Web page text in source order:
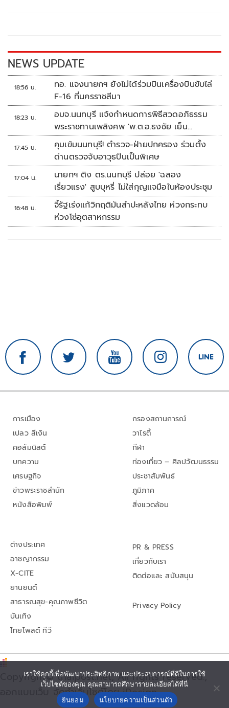
k k
NEWS UPDATE
18:56 น.
ทอ. แจงนายกฯ ยังไม่ได้ร่วมบินเครื่องบินขับไล่
F-16 ที่นครราชสีมา
18:23 น.
อบจ.นนทบุรี แจ้งกำหนดการพิธีสวดอภิธรรม
พระราชทานเพลิงศพ 'พ.ต.อ.ธงชัย เย็น
ประเสริฐ'
17:45 น.
คุมเข้มนนทบุรี! ตำรวจ-ฝ่ายปกครอง ร่วมตั้ง
ด่านตรวจจับอาวุธปืนเป็นพิเศษ
17:04 น.
นายกฯ ติง ตร.นนทบุรี ปล่อย 'ฉลอง
เรี่ยวแรง' สูบบุหรี่ ไม่ใส่กุญแจมือในห้องประชุม
16:48 น.
จี้รัฐเร่งแก้วิกฤติมันสำปะหลังไทย ห่วงกระทบ
ห่วงโซ่อุตสาหกรรม
การเมือง
เปลว สีเงิน
คอลัมนิสต์
บทความ
เศรษฐกิจ
ข่าวพระราชสำนัก
หนังสือพิมพ์
กรองสถานการณ์
วาไรตี้
กีฬา
ท่องเที่ยว – ศิลปวัฒนธรรม
ประชาสัมพันธ์
ภูมิภาค
สิ่งแวดล้อม
ต่างประเทศ
อาชญากรรม
X-CITE
ยานยนต์
สาธารณสุข-คุณภาพชีวิต
บันเทิง
ไทยโพสต์ ทีวี
PR & PRESS
เกี่ยวกับเรา
ติดต่อและ สนับสนุน
Privacy Policy
Copyright© thaipost.net, All rights reserved.,
ออกแบบเว็บ จัดทำเว็บไซต์โดย iDesign
เราใช้คุกกี้เพื่อพัฒนาประสิทธิภาพ และประสบการณ์ที่ดีในการใช้
เว็บไซต์ของคุณ คุณสามารถศึกษารายละเอียดได้ที่นี่
ยินยอม
นโยบายความเป็นส่วนตัว